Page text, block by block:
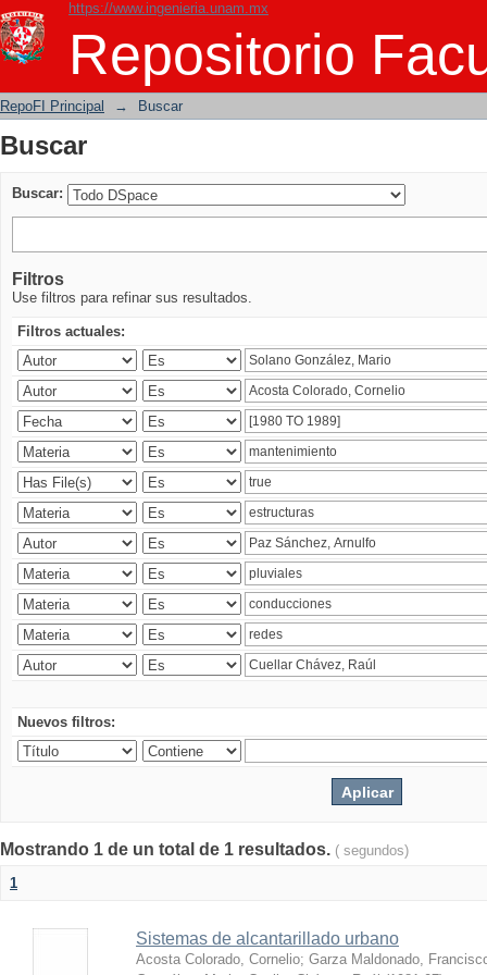
https://www.ingenieria.unam.mx
Repositorio
Buscar
RepoFI Principal → Buscar
Buscar
Buscar:
Filtros
Use filtros para refinar sus resultados.
Filtros actuales:
Nuevos filtros:
Mostrando 1 de un total de 1 resultados. ( segundos)
1
Sistemas de alcantarillado urbano
Acosta Colorado, Cornelio; Garza Maldonado,